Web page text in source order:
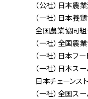
（公社）日本農
（一社）日本養
全国農業協同
（一社）全国農
（一社）日本フ
（一社）日本ス
日本チェーンス
（一社）全国ス